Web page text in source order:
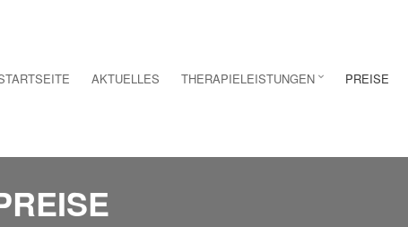
AKTUELLES THERAPIELEISTUNGEN PREISE